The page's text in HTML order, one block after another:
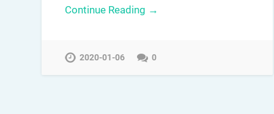
Continue Reading →
2020-01-06 0